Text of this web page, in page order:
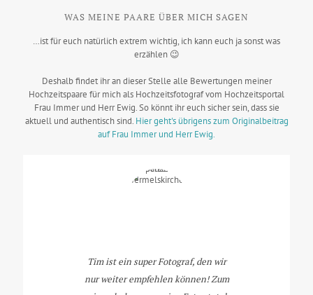
WAS MEINE PAARE ÜBER MICH SAGEN
…ist für euch natürlich extrem wichtig, ich kann euch ja sonst was
erzählen 😉
Deshalb findet ihr an dieser Stelle alle Bewertungen meiner
Hochzeitspaare für mich als Hochzeitsfotograf vom Hochzeitsportal
Frau Immer und Herr Ewig. So könnt ihr euch sicher sein, dass sie
aktuell und authentisch sind. Hier geht's übrigens zum Originalbeitrag
auf Frau Immer und Herr Ewig.
Tim ist ein super Fotograf, den wir
nur weiter empfehlen können! Zum